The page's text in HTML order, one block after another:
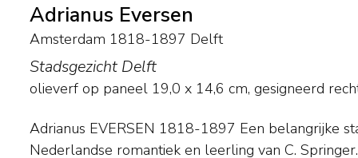
Adrianus Eversen
Amsterdam 1818-1897 Delft
Stadsgezicht Delft
olieverf op paneel 19,0 x 14,6 cm, gesigneerd
Adrianus EVERSEN 1818-1897 Een belangrijke stadsgezichtschilder uit de
Nederlandse romantiek en leerling van C. Springer. Tentoonstellingen van
Musea: Stedelijk Museum Alkmaar, Museum Fodor Amsterdam,
Rijksmuseum Twenthe Enschede, Rijksprentenkabinet Amsterdam,